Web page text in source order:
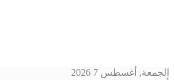
الجمعة, أغسطس 7 2026